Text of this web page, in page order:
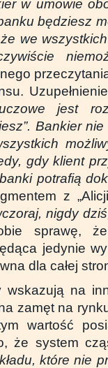
w umowie
będziesz
we
jest
Bankier
gdy klient
potrafią
z
nigdy
sprawę,
jedynie
dla całej
wskazują na
zamęt na
wartość
że system
które nie